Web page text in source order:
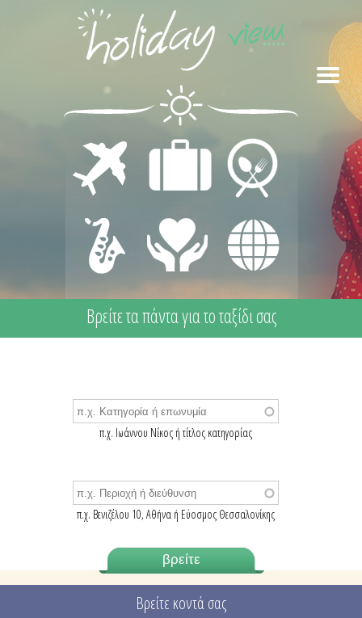
ΜΕΤΑΦΟΡΕΣ ΔΙΑΜΟΝΗ ΕΣΤΙΑΣΗ
ΔΙΑΣΚΕΔΑΣΗ
- ΨΥΧΑΓΩΓΙΑ
ΙΑΤΡΙΚΗ
ΦΡΟΝΤΙΔΑ -
ΠΡΩΤΕΣ
ΒΟΗΘΕΙΕΣ
ΔΙΑΦΟΡΑ
π.χ. Ιωάννου Νίκος ή τίτλος κατηγορίας
π.χ. Βενιζέλου 10, Αθήνα ή Εύοσμος Θεσσαλονίκης
Βρείτε κοντά σας